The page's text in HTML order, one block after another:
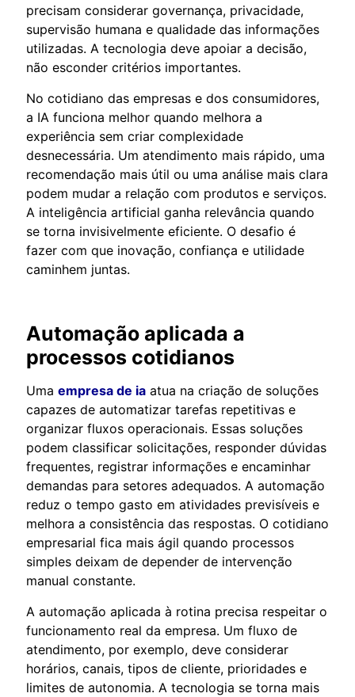
precisam considerar governança, privacidade,
supervisão humana e qualidade das informações
utilizadas. A tecnologia deve apoiar a decisão,
não esconder critérios importantes.
No cotidiano das empresas e dos consumidores,
a IA funciona melhor quando melhora a
experiência sem criar complexidade
desnecessária. Um atendimento mais rápido, uma
recomendação mais útil ou uma análise mais clara
podem mudar a relação com produtos e serviços.
A inteligência artificial ganha relevância quando
se torna invisivelmente eficiente. O desafio é
fazer com que inovação, confiança e utilidade
caminhem juntas.
Automação aplicada a
processos cotidianos
Uma empresa de ia atua na criação de soluções
capazes de automatizar tarefas repetitivas e
organizar fluxos operacionais. Essas soluções
podem classificar solicitações, responder dúvidas
frequentes, registrar informações e encaminhar
demandas para setores adequados. A automação
reduz o tempo gasto em atividades previsíveis e
melhora a consistência das respostas. O cotidiano
empresarial fica mais ágil quando processos
simples deixam de depender de intervenção
manual constante.
A automação aplicada à rotina precisa respeitar o
funcionamento real da empresa. Um fluxo de
atendimento, por exemplo, deve considerar
horários, canais, tipos de cliente, prioridades e
limites de autonomia. A tecnologia se torna mais